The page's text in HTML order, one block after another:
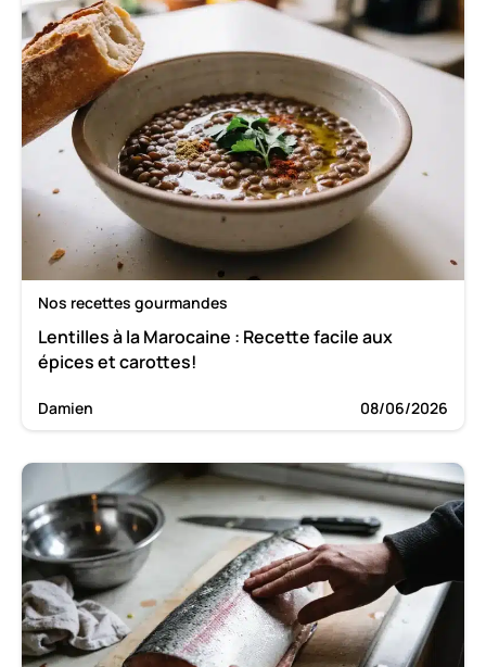
Nos recettes gourmandes
Lentilles à la Marocaine : Recette facile aux
épices et carottes!
Damien 08/06/2026